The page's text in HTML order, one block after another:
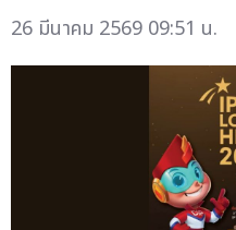
26 มีนาคม 2569 09:51 น.